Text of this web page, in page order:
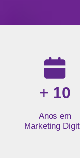
Resultados da
+ 10
Anos em
Marketing